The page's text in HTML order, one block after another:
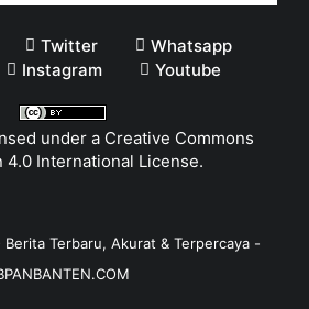
Twitter
Whatsapp
Instagram Youtube
under a Creative Commons
4.0 International License.
Berita Terbaru, Akurat & Terpercaya -